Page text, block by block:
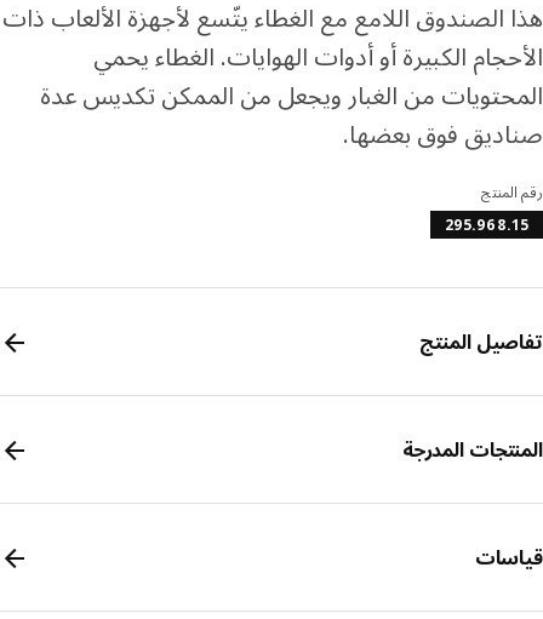
الصندوق اللامع مع الغطاء يتّسع لأجهزة الألعاب ذات
الكبيرة أو أدوات الهوايات. الغطاء يحمي
من الغبار ويجعل من الممكن تكديس عدة
فوق بعضها.
المنتج
المدرجة